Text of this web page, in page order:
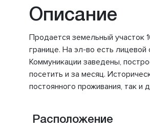
Описание
Продается земельный участок
границе. На эл-во есть
Коммуникации заведены,
посетить и за месяц.
постоянного проживания, так
Расположение